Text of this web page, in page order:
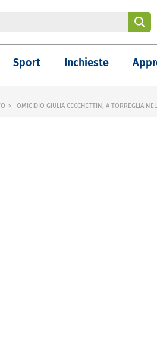
Sport Inchieste
OMICIDIO GIULIA CECCHETTIN, A TORREGLIA